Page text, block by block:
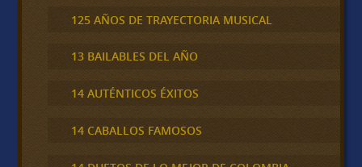
125 AÑOS DE TRAYECTORIA MUSICAL
13 BAILABLES DEL AÑO
14 AUTÉNTICOS ÉXITOS
14 CABALLOS FAMOSOS